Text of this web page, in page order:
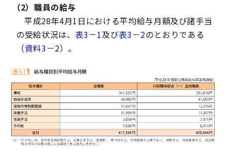
（2）職員の給与
平成28年4月1日における平均給与月額及び諸手当
の受給状況は、 表3－1及び表3－2のとおりである
（資料3－2）。